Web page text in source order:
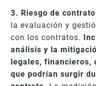
3. Riesgo de contrato
la evaluación y
con los contratos.
análisis y la
legales, financieros,
que podrían surgir